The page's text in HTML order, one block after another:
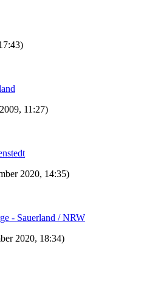
11:27)
2020, 14:35)
- Sauerland / NRW
2020, 18:34)